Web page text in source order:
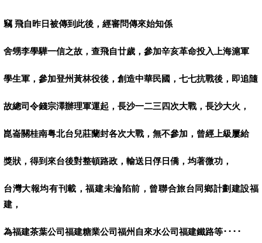
竊 飛自昨日被傳到此後，經審問傳來始知係
舍甥李學驊一信之故，查飛自廿歲，參加辛亥革命投入上海滬軍
學生軍，參加登州黃林役後，創造中華民國，七七抗戰後，即追隨
故總司令錢宗澤辦理軍運起，長沙一二三四次大戰，長沙大火，
崑崙關桂南粤北台兒莊蘭封各次大戰，無不參加，曾經上級屢給
獎狀，得到來台後對整頓路政，輸送日俘日僑，均著微功，
台灣大報均有刊載，福建未淪陷前，曾聯合旅台同鄉計劃建設福
建，
為福建茶葉公司福建糖業公司福州自來水公司福建鐵路等････